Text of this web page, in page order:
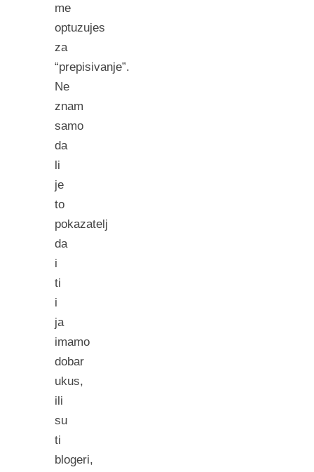
me
optuzujes
za
“prepisivanje”.
Ne
znam
samo
da
li
je
to
pokazatelj
da
i
ti
i
ja
imamo
dobar
ukus,
ili
su
ti
blogeri,